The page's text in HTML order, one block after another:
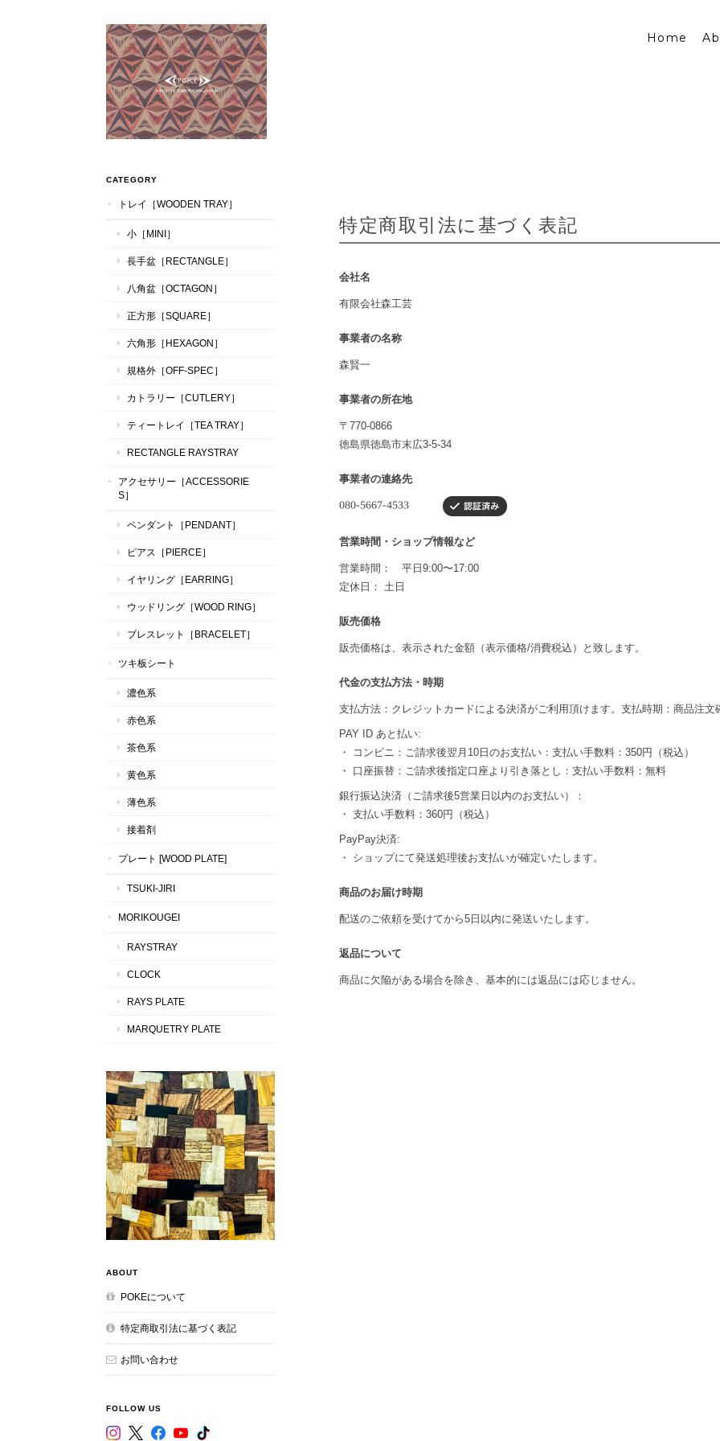
Home
特定商取引法に基づく表記
会社名
有限会社森工芸
事業者の名称
森賢一
事業者の所在地
〒770-0866
徳島県徳島市末広3-5-34
事業者の連絡先
営業時間・ショップ情報など
営業時間： 平日9:00〜17:00
定休日： 土日
販売価格
販売価格は、表示された金額（表示価格/消費税込）と致します。
代金の支払方法・時期
支払方法：クレジットカードによる決済がご利用頂けます。支払時期：商品注文
PAY ID あと払い:
・ コンビニ：ご請求後翌月10日のお支払い：支払い手数料：350円（税込）
・ 口座振替：ご請求後指定口座より引き落とし：支払い手数料：無料
銀行振込決済（ご請求後5営業日以内のお支払い）：
・ 支払い手数料：360円（税込）
PayPay決済:
・ ショップにて発送処理後お支払いが確定いたします。
商品のお届け時期
配送のご依頼を受けてから5日以内に発送いたします。
返品について
商品に欠陥がある場合を除き、基本的には返品には応じません。
CATEGORY
トレイ［WOODEN TRAY］
小［MINI］
長手盆［RECTANGLE］
八角盆［OCTAGON］
正方形［SQUARE］
六角形［HEXAGON］
規格外［OFF-SPEC］
カトラリー［CUTLERY］
ティートレイ［TEA TRAY］
RECTANGLE RAYSTRAY
アクセサリー［ACCESSORIE
S］
ペンダント［PENDANT］
ピアス［PIERCE］
イヤリング［EARRING］
ウッドリング［WOOD RING］
ブレスレット［BRACELET］
ツキ板シート
濃色系
赤色系
茶色系
黄色系
薄色系
接着剤
プレート [WOOD PLATE]
TSUKI-JIRI
MORIKOUGEI
RAYSTRAY
CLOCK
RAYS PLATE
MARQUETRY PLATE
ABOUT
POKEについて
特定商取引法に基づく表記
お問い合わせ
FOLLOW US